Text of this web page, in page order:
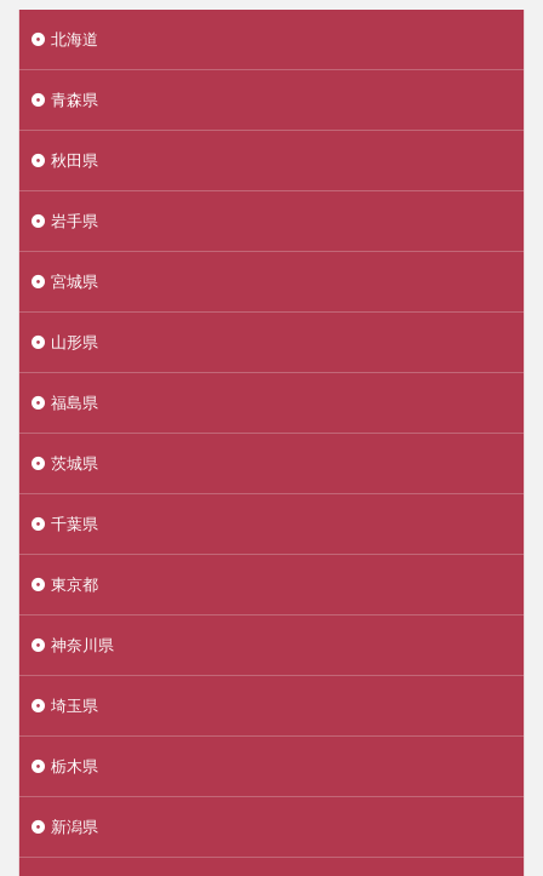
北海道
青森県
秋田県
岩手県
宮城県
山形県
福島県
茨城県
千葉県
東京都
神奈川県
埼玉県
栃木県
新潟県